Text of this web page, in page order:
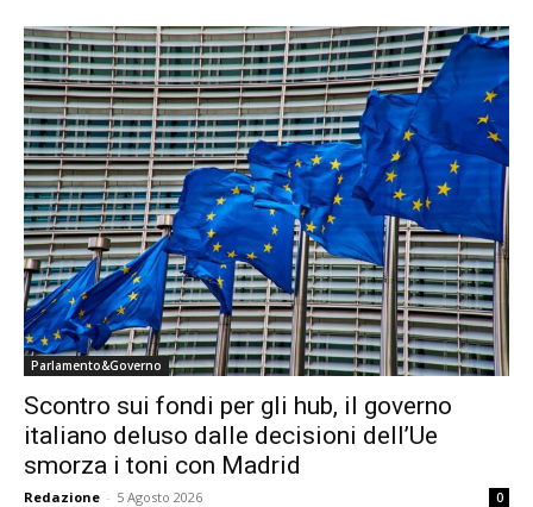
Parlamento&Governo
Scontro sui fondi per gli hub, il governo
italiano deluso dalle decisioni dell’Ue
smorza i toni con Madrid
Redazione - 5 Agosto 2026 0